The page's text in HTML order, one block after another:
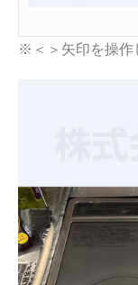
※＜＞矢印を操作